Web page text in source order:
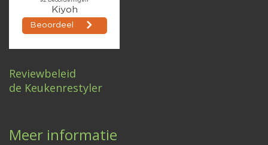
Reviewbeleid
de Keukenrestyler
Meer informatie